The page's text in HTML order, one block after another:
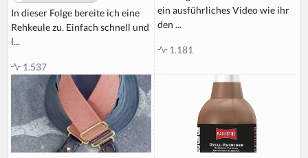
In dieser Folge bereite ich eine
Rehkeule zu. Einfach schnell und
l...
1.537
ein ausführliches Video wie ihr
den ...
1.181